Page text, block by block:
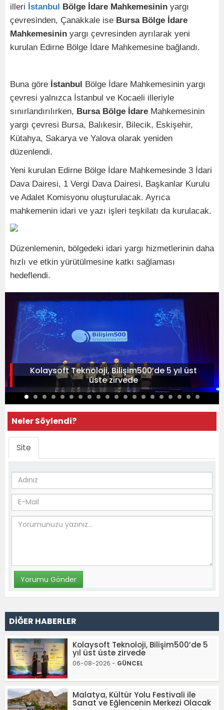
illeri İstanbul Bölge İdare Mahkemesinin yargı
çevresinden, Çanakkale ise Bursa Bölge İdare
Mahkemesinin yargı çevresinden ayrılarak yeni
kurulan Edirne Bölge İdare Mahkemesine bağlandı.
Buna göre İstanbul Bölge İdare Mahkemesinin yargı
çevresi yalnızca İstanbul ve Kocaeli illeriyle
sınırlandırılırken, Bursa Bölge İdare Mahkemesinin
yargı çevresi Bursa, Balıkesir, Bilecik, Eskişehir,
Kütahya, Sakarya ve Yalova olarak yeniden
düzenlendi.
Yeni kurulan Edirne Bölge İdare Mahkemesinde 3 İdari
Dava Dairesi, 1 Vergi Dava Dairesi, Başkanlar Kurulu
ve Adalet Komisyonu oluşturulacak. Ayrıca
mahkemenin idari ve yazı işleri teşkilatı da kurulacak.
Düzenlemenin, bölgedeki idari yargı hizmetlerinin daha
hızlı ve etkin yürütülmesine katkı sağlaması
hedeflendi.
Kolaysoft Teknoloji, Bilişim500’de 5 yıl üst
üste zirvede
Neler Söylendi?
Site
DİĞER HABERLER
Kolaysoft Teknoloji, Bilişim500’de 5
yıl üst üste zirvede
06-08-2026 - GÜNCEL
Malatya, Kültür Yolu Festivali ile
Sanat ve Eğlencenin Merkezi Olacak